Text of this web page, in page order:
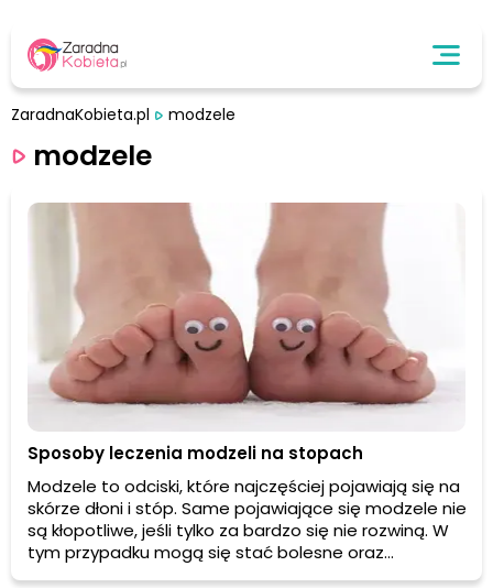
ZaradnaKobieta.pl modzele
modzele
Sposoby leczenia modzeli na stopach
Modzele to odciski, które najczęściej pojawiają się na
skórze dłoni i stóp. Same pojawiające się modzele nie
są kłopotliwe, jeśli tylko za bardzo się nie rozwiną. W
tym przypadku mogą się stać bolesne oraz
powodować infekcje. Z tego względu warto pomyśleć